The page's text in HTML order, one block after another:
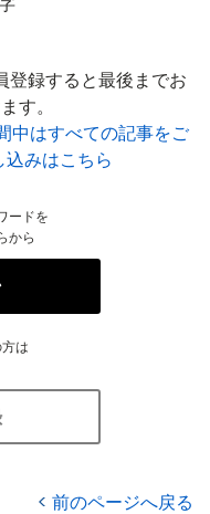
登録すると最後までお
す。
中はすべての記事をご
みはこちら
ードを
から
は
前のページへ戻る